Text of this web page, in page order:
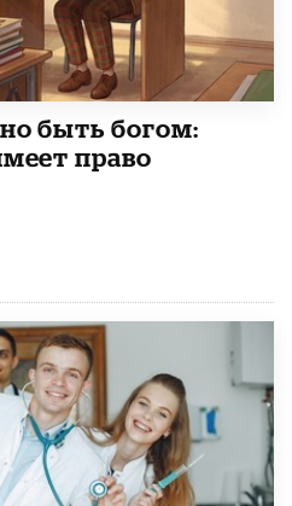
быть богом:
право